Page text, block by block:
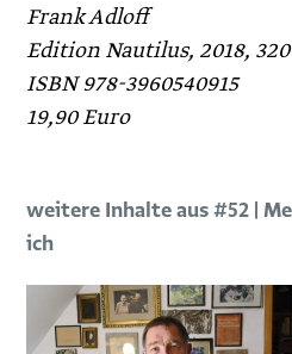
Frank Adloff
Edition Nautilus, 2018,
ISBN 978-3960540915
19,90 Euro
weitere Inhalte aus #52 |
ich